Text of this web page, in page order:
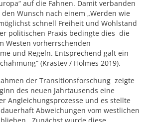
auf die Fahnen. Damit verbanden
Wunsch nach einem „Werden wie
schnell Freiheit und Wohlstand
politischen Praxis bedingte dies die
Westen vorherrschenden
und Regeln. Entsprechend galt ein
(Krastev / Holmes 2019).
der Transitionsforschung zeigte
des neuen Jahrtausends eine
Angleichungsprozesse und es stellte
Abweichungen vom westlichen
Zunächst wurde diese